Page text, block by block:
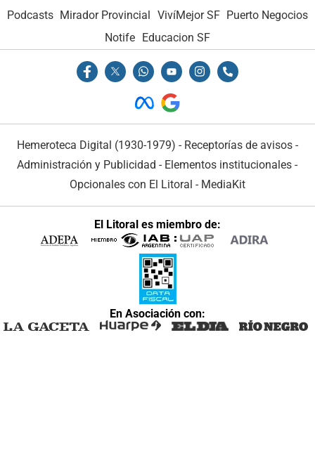
Podcasts Mirador Provincial VivíMejor SF Puerto Negocios
Notife Educacion SF
Hemeroteca Digital (1930-1979) - Receptorías de avisos -
Administración y Publicidad - Elementos institucionales -
Opcionales con El Litoral - MediaKit
El Litoral es miembro de:
En Asociación con: